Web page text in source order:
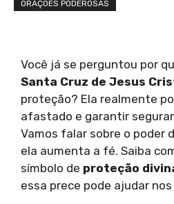
ORAÇÕES PODEROSAS
Você já se perguntou por
Santa Cruz de Jesus
proteção? Ela realmente
afastado e garantir
Vamos falar sobre o poder
ela aumenta a fé. Saiba
símbolo de proteção
essa prece pode ajudar